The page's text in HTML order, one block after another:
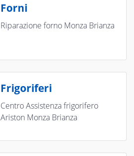
Forni
Riparazione forno Monza Brianza
Frigoriferi
Centro Assistenza frigorifero
Ariston Monza Brianza